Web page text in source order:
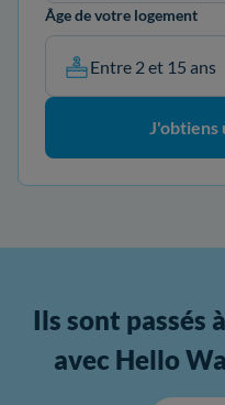
Âge de votre logement
Entre 2 et 15 ans
Ils sont passés
avec Hello